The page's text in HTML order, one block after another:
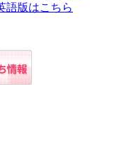
語版はこちら